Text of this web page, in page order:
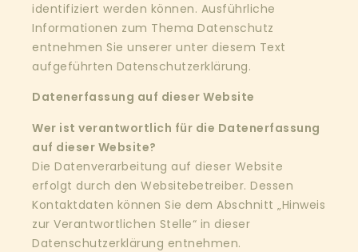
identifiziert werden können. Ausführliche
Informationen zum Thema Datenschutz
entnehmen Sie unserer unter diesem Text
aufgeführten Datenschutzerklärung.
Datenerfassung auf dieser Website
Wer ist verantwortlich für die Datenerfassung
auf dieser Website?
Die Datenverarbeitung auf dieser Website
erfolgt durch den Websitebetreiber. Dessen
Kontaktdaten können Sie dem Abschnitt „Hinweis
zur Verantwortlichen Stelle“ in dieser
Datenschutzerklärung entnehmen.